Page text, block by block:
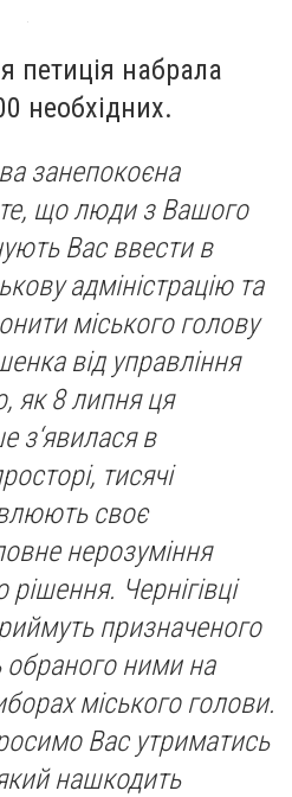
петиція набрала
необхідних.
занепокоєна
що люди з Вашого
Вас ввести в
адміністрацію та
міського голову
від управління
як 8 липня ця
з‘явилася в
тисячі
своє
нерозуміння
Чернігівці
призначеного
обраного ними на
міського голови.
Вас утриматись
нашкодить